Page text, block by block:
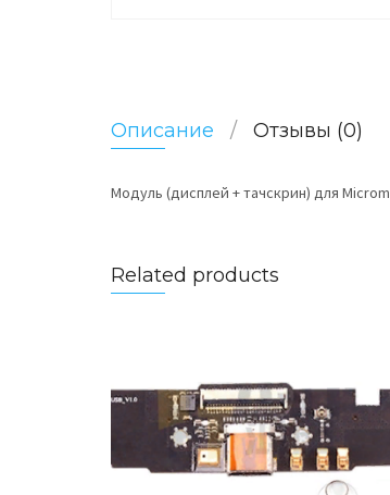
Описание Отзывы (0)
Модуль (дисплей + тачскрин) для
Related products